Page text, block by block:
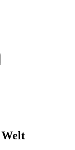
Welt